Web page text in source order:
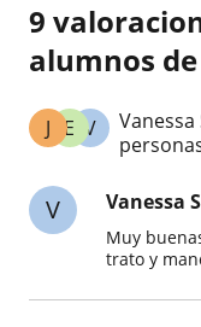
9
alumnos
V
E
J
V Vanessa
Muy
trato y